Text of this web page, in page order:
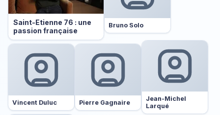
Saint-Etienne 76 : une
passion française
Bruno Solo
Vincent Duluc Pierre Gagnaire
Jean-Michel
Larqué